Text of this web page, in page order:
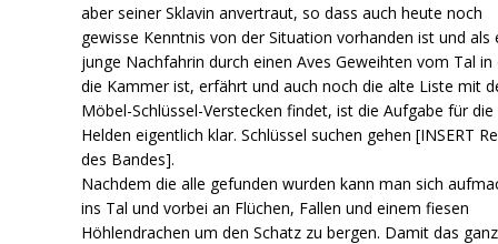
aber seiner Sklavin anvertraut, so dass auch heute noch
gewisse Kenntnis von der Situation vorhanden ist und als
junge Nachfahrin durch einen Aves Geweihten vom Tal in
die Kammer ist, erfährt und auch noch die alte Liste mit
Möbel-Schlüssel-Verstecken findet, ist die Aufgabe für die
Helden eigentlich klar. Schlüssel suchen gehen [INSERT
des Bandes].
Nachdem die alle gefunden wurden kann man sich
ins Tal und vorbei an Flüchen, Fallen und einem fiesen
Höhlendrachen um den Schatz zu bergen. Damit das